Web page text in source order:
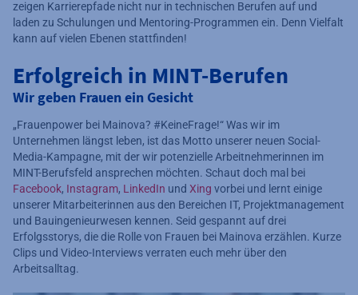
zeigen Karrierepfade nicht nur in technischen Berufen auf und
laden zu Schulungen und Mentoring-Programmen ein. Denn Vielfalt
kann auf vielen Ebenen stattfinden!
Erfolgreich in MINT-Berufen
Wir geben Frauen ein Gesicht
„Frauenpower bei Mainova? #KeineFrage!“ Was wir im
Unternehmen längst leben, ist das Motto unserer neuen Social-
Media-Kampagne, mit der wir potenzielle Arbeitnehmerinnen im
MINT-Berufsfeld ansprechen möchten. Schaut doch mal bei
Facebook, Instagram, LinkedIn und Xing vorbei und lernt einige
unserer Mitarbeiterinnen aus den Bereichen IT, Projektmanagement
und Bauingenieurwesen kennen. Seid gespannt auf drei
Erfolgsstorys, die die Rolle von Frauen bei Mainova erzählen. Kurze
Clips und Video-Interviews verraten euch mehr über den
Arbeitsalltag.